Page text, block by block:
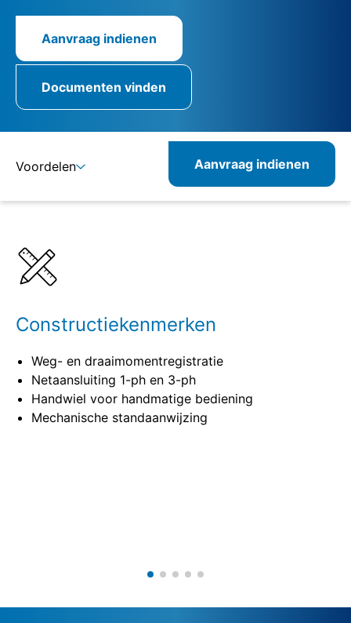
Aanvraag indienen
Documenten vinden
Voordelen
Verwante producten
Aanvraag indienen
Constructiekenmerken
Weg- en draaimomentregistratie
Netaansluiting 1-ph en 3-ph
Handwiel voor handmatige bediening
Mechanische standaanwijzing